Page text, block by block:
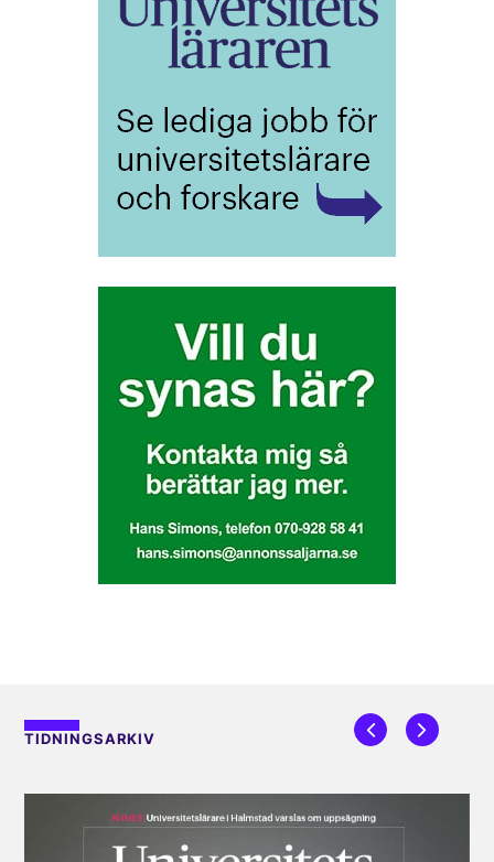
TIDNINGSARKIV